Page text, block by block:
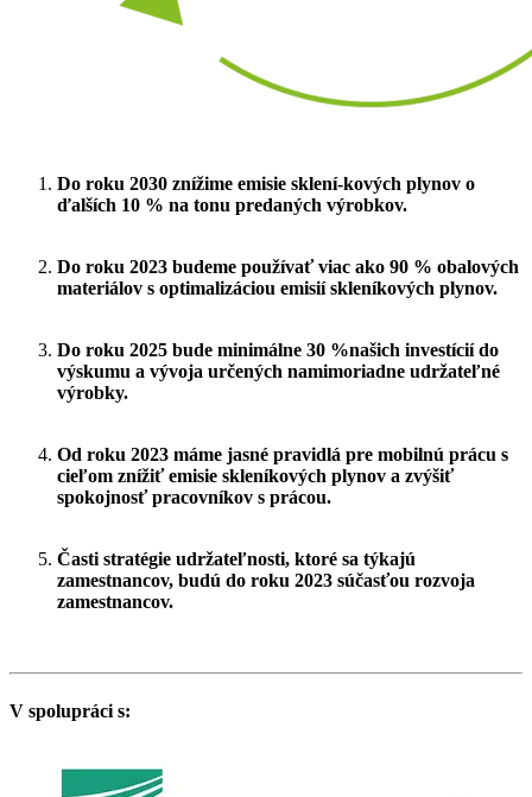
Do roku 2030 znížime emisie sklení-kových plynov o
ďalších 10 % na tonu predaných výrobkov.
Do roku 2023 budeme používať viac ako 90 % obalových
materiálov s optimalizáciou emisií skleníkových plynov.
Do roku 2025 bude minimálne 30 %našich investícií do
výskumu a vývoja určených namimoriadne udržateľné
výrobky.
Od roku 2023 máme jasné pravidlá pre mobilnú prácu s
cieľom znížiť emisie skleníkových plynov a zvýšiť
spokojnosť pracovníkov s prácou.
Časti stratégie udržateľnosti, ktoré sa týkajú
zamestnancov, budú do roku 2023 súčasťou rozvoja
zamestnancov.
V spolupráci s: